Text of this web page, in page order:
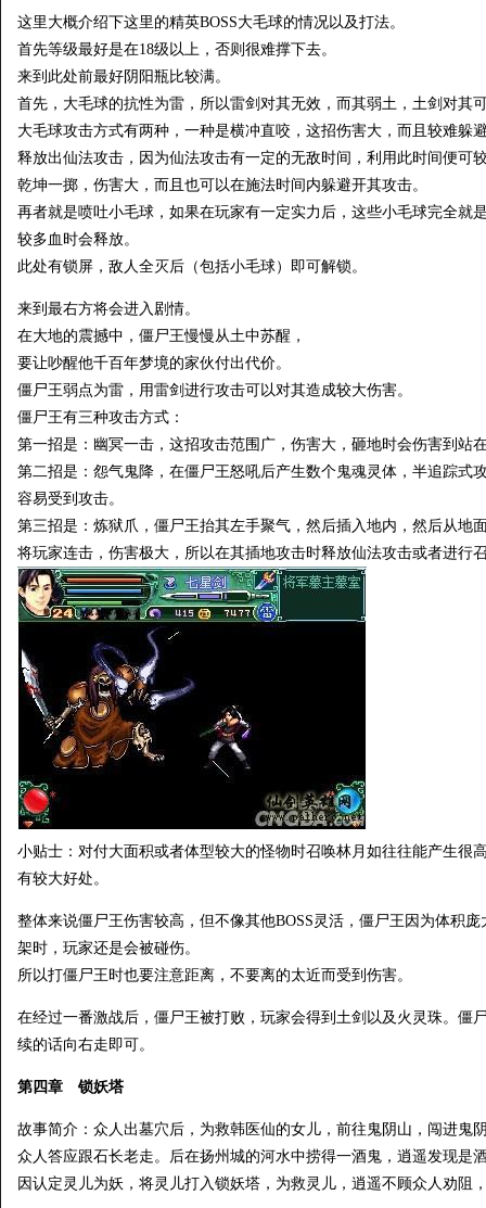
这里大概介绍下这里的精英BOSS大毛球的情况以及打法。
首先等级最好是在18级以上，否则很难撑下去。
来到此处前最好阴阳瓶比较满。
首先，大毛球的抗性为雷，所以雷剑对其无效，而其弱土，土剑对其
大毛球攻击方式有两种，一种是横冲直咬，这招伤害大，而且较难躲
释放出仙法攻击，因为仙法攻击有一定的无敌时间，利用此时间便可
乾坤一掷，伤害大，而且也可以在施法时间内躲避开其攻击。
再者就是喷吐小毛球，如果在玩家有一定实力后，这些小毛球完全就
较多血时会释放。
此处有锁屏，敌人全灭后（包括小毛球）即可解锁。
来到最右方将会进入剧情。
在大地的震撼中，僵尸王慢慢从土中苏醒，
要让吵醒他千百年梦境的家伙付出代价。
僵尸王弱点为雷，用雷剑进行攻击可以对其造成较大伤害。
僵尸王有三种攻击方式：
第一招是：幽冥一击，这招攻击范围广，伤害大，砸地时会伤害到站
第二招是：怨气鬼降，在僵尸王怒吼后产生数个鬼魂灵体，半追踪式
容易受到攻击。
第三招是：炼狱爪，僵尸王抬其左手聚气，然后插入地内，然后从地
将玩家连击，伤害极大，所以在其插地攻击时释放仙法攻击或者进行
小贴士：对付大面积或者体型较大的怪物时召唤林月如往往能产生很
有较大好处。
整体来说僵尸王伤害较高，但不像其他BOSS灵活，僵尸王因为体积
架时，玩家还是会被碰伤。
所以打僵尸王时也要注意距离，不要离的太近而受到伤害。
在经过一番激战后，僵尸王被打败，玩家会得到土剑以及火灵珠。僵
续的话向右走即可。
第四章 锁妖塔
故事简介：众人出墓穴后，为救韩医仙的女儿，前往鬼阴山，闯进鬼
众人答应跟石长老走。后在扬州城的河水中捞得一酒鬼，逍遥发现是
因认定灵儿为妖，将灵儿打入锁妖塔，为救灵儿，逍遥不顾众人劝